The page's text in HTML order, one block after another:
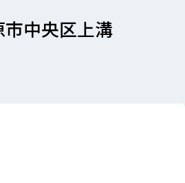
中央区上溝